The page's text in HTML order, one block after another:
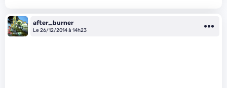
after_burner
Le 26/12/2014 à 14h23